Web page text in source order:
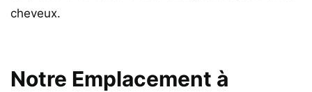
cheveux.
Notre Emplacement à